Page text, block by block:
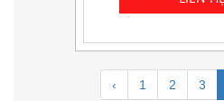
‹ 1 2 3